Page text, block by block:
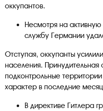
оккупантов.
Несмотря на
службу Германии
Отступая, оккупанты
населения.
подконтрольные
характер в последние
В директиве Гитлера